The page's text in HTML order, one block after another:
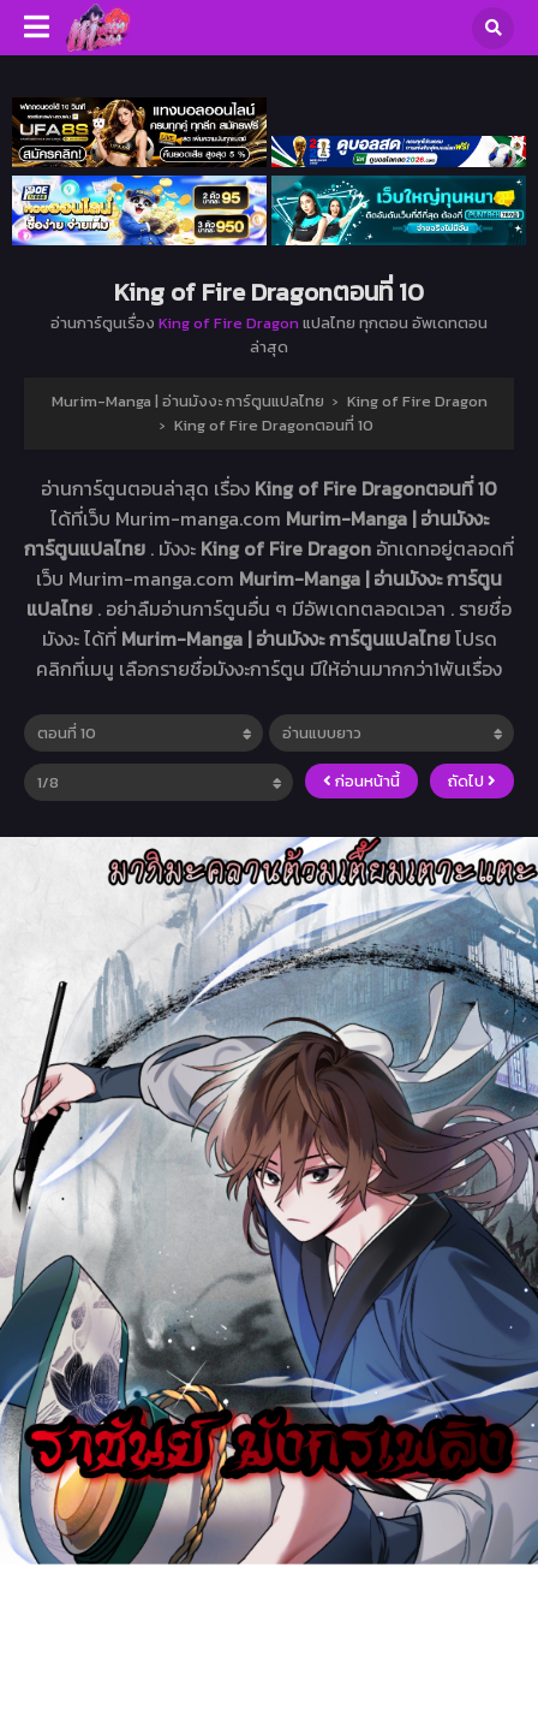
King of Fire Dragonตอนที่ 10
อ่านการ์ตูนเรื่อง King of Fire Dragon แปลไทย ทุกตอน อัพเดทตอน
ล่าสุด
Murim-Manga | อ่านมังงะ การ์ตูนแปลไทย › King of Fire Dragon
› King of Fire Dragonตอนที่ 10
อ่านการ์ตูนตอนล่าสุด เรื่อง King of Fire Dragonตอนที่ 10
ได้ที่เว็บ Murim-manga.com Murim-Manga | อ่านมังงะ
การ์ตูนแปลไทย . มังงะ King of Fire Dragon อัทเดทอยู่ตลอดที่
เว็บ Murim-manga.com Murim-Manga | อ่านมังงะ การ์ตูน
แปลไทย . อย่าลืมอ่านการ์ตูนอื่น ๆ มีอัพเดทตลอดเวลา . รายชื่อ
มังงะ ได้ที่ Murim-Manga | อ่านมังงะ การ์ตูนแปลไทยโปรด
คลิกที่เมนู เลือกรายชื่อมังงะการ์ตูน มีให้อ่านมากกว่า1พันเรื่อง
ก่อนหน้านี้ ถัดไป